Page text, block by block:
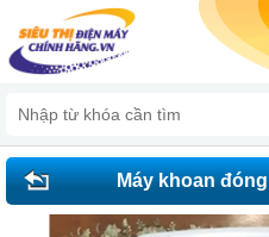
Máy khoan